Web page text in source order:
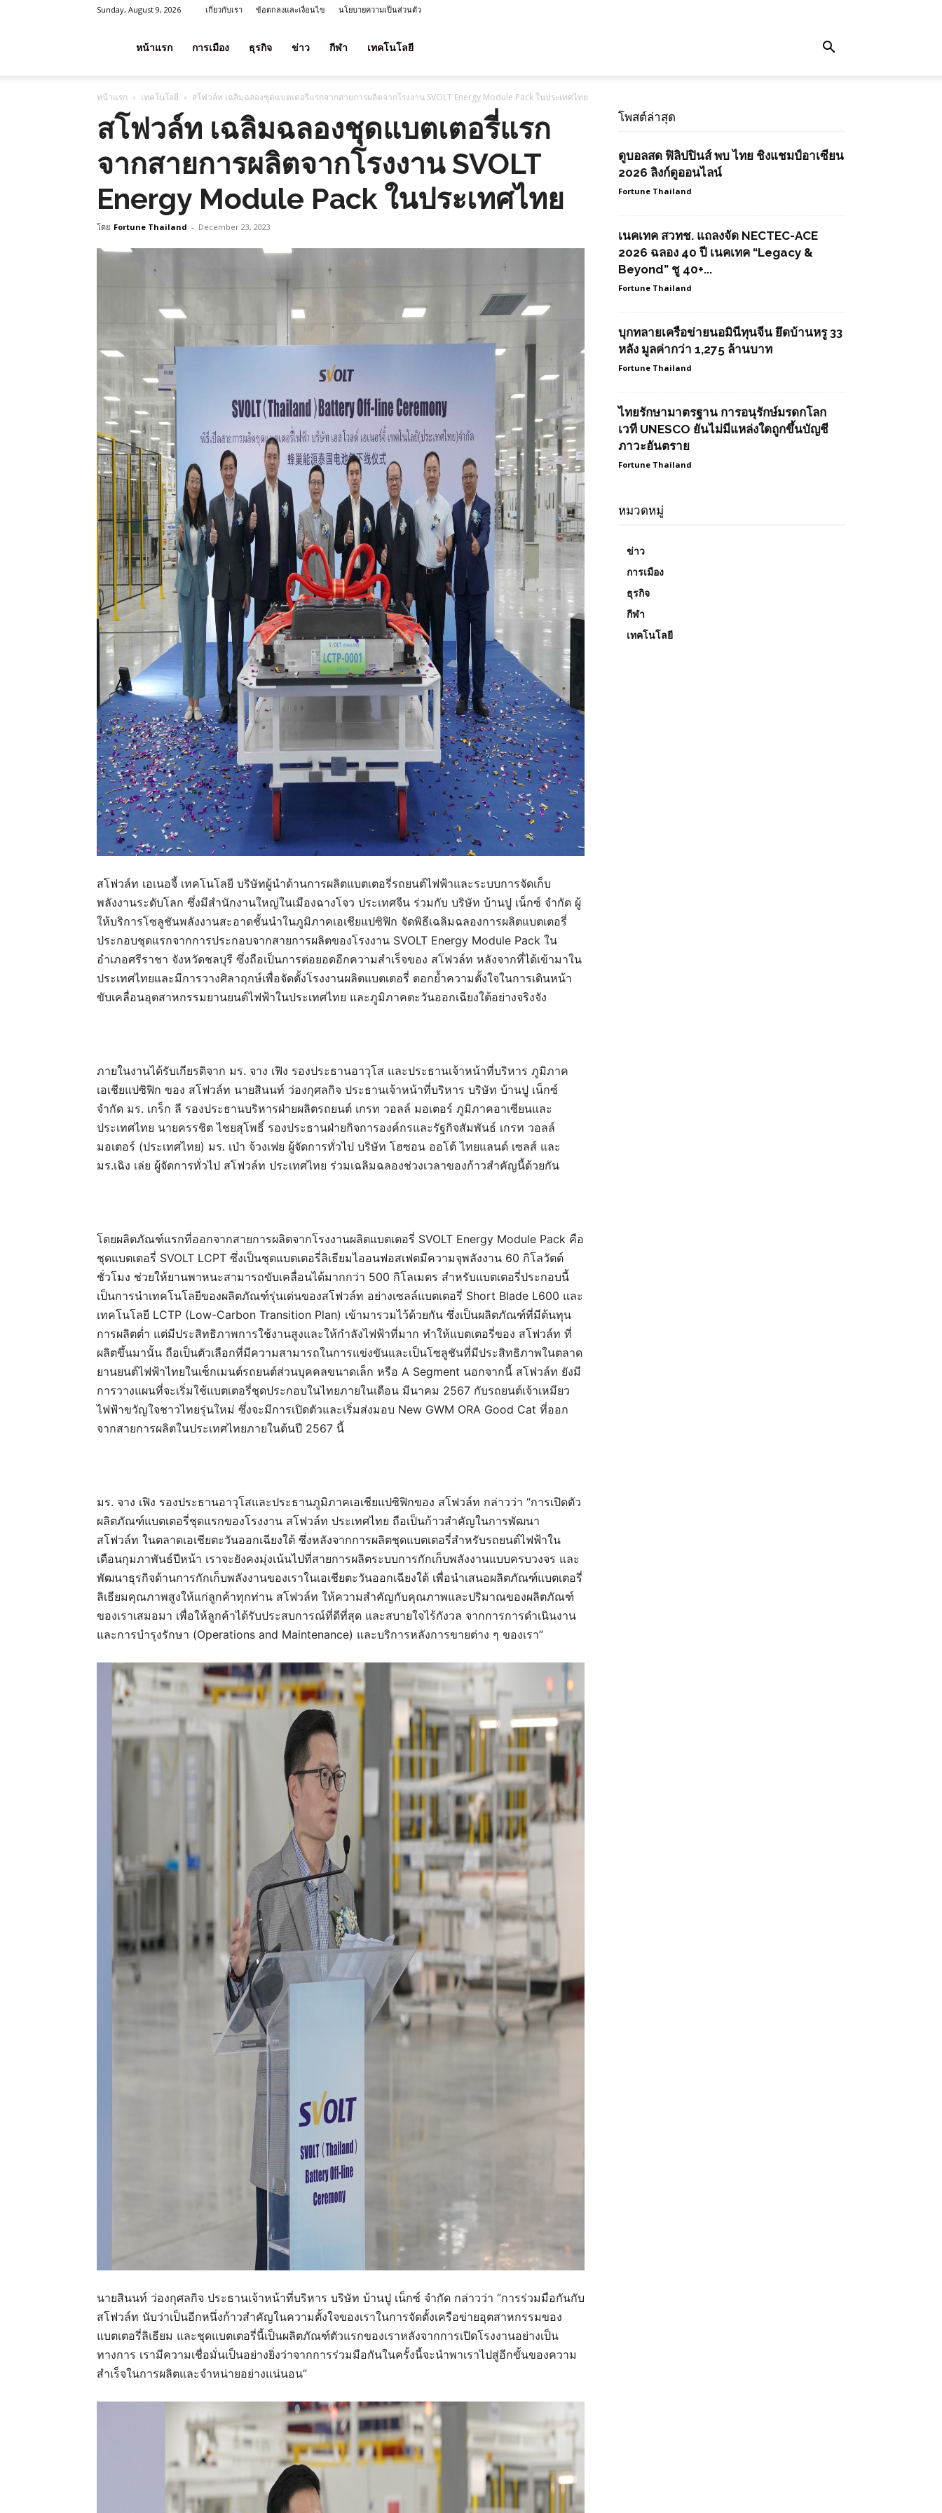
Sunday, August 9, 2026 เกี่ยวกับเรา ข้อตกลงและเงื่อนไข นโยบายความเป็นส่วนตัว
ลาภ
ประเทศไทย
หน้าแรก การเมือง ธุรกิจ ข่าว กีฬา เทคโนโลยี
หน้าแรก เทคโนโลยี สโฟวล์ท เฉลิมฉลองชุดแบตเตอรี่แรกจากสายการผลิตจากโรงงาน SVOLT Energy Module Pack ในประเทศไทย
สโฟวล์ท เฉลิมฉลองชุดแบตเตอรี่แรก
จากสายการผลิตจากโรงงาน SVOLT
Energy Module Pack ในประเทศไทย
โดย Fortune Thailand - December 23, 2023
สโฟวล์ท เอเนอจี้ เทคโนโลยี บริษัทผู้นำด้านการผลิตแบตเตอรี่รถยนต์ไฟฟ้าและระบบการจัดเก็บ
พลังงานระดับโลก ซึ่งมีสำนักงานใหญ่ในเมืองฉางโจว ประเทศจีน ร่วมกับ บริษัท บ้านปู เน็กซ์ จำกัด ผู้
ให้บริการโซลูชันพลังงานสะอาดชั้นนำในภูมิภาคเอเชียแปซิฟิก จัดพิธีเฉลิมฉลองการผลิตแบตเตอรี่
ประกอบชุดแรกจากการประกอบจากสายการผลิตของโรงงาน SVOLT Energy Module Pack ใน
อำเภอศรีราชา จังหวัดชลบุรี ซึ่งถือเป็นการต่อยอดอีกความสำเร็จของ สโฟวล์ท หลังจากที่ได้เข้ามาใน
ประเทศไทยและมีการวางศิลาฤกษ์เพื่อจัดตั้งโรงงานผลิตแบตเตอรี่ ตอกย้ำความตั้งใจในการเดินหน้า
ขับเคลื่อนอุตสาหกรรมยานยนต์ไฟฟ้าในประเทศไทย และภูมิภาคตะวันออกเฉียงใต้อย่างจริงจัง
ภายในงานได้รับเกียรติจาก มร. จาง เฟิง รองประธานอาวุโส และประธานเจ้าหน้าที่บริหาร ภูมิภาค
เอเชียแปซิฟิก ของ สโฟวล์ท นายสินนท์ ว่องกุศลกิจ ประธานเจ้าหน้าที่บริหาร บริษัท บ้านปู เน็กซ์
จำกัด มร. เกร็ก ลี รองประธานบริหารฝ่ายผลิตรถยนต์ เกรท วอลล์ มอเตอร์ ภูมิภาคอาเซียนและ
ประเทศไทย นายครรชิต ไชยสุโพธิ์ รองประธานฝ่ายกิจการองค์กรและรัฐกิจสัมพันธ์ เกรท วอลล์
มอเตอร์ (ประเทศไทย) มร. เป่า จ้วงเฟย ผู้จัดการทั่วไป บริษัท โฮซอน ออโต้ ไทยแลนด์ เซลส์ และ
มร.เฉิง เล่ย ผู้จัดการทั่วไป สโฟวล์ท ประเทศไทย ร่วมเฉลิมฉลองช่วงเวลาของก้าวสำคัญนี้ด้วยกัน
โดยผลิตภัณฑ์แรกที่ออกจากสายการผลิตจากโรงงานผลิตแบตเตอรี่ SVOLT Energy Module Pack คือ
ชุดแบตเตอรี่ SVOLT LCPT ซึ่งเป็นชุดแบตเตอรี่ลิเธียมไออนฟอสเฟตมีความจุพลังงาน 60 กิโลวัตต์
ชั่วโมง ช่วยให้ยานพาหนะสามารถขับเคลื่อนได้มากกว่า 500 กิโลเมตร สำหรับแบตเตอรี่ประกอบนี้
เป็นการนำเทคโนโลยีของผลิตภัณฑ์รุ่นเด่นของสโฟวล์ท อย่างเซลล์แบตเตอรี่ Short Blade L600 และ
เทคโนโลยี LCTP (Low-Carbon Transition Plan) เข้ามารวมไว้ด้วยกัน ซึ่งเป็นผลิตภัณฑ์ที่มีต้นทุน
การผลิตต่ำ แต่มีประสิทธิภาพการใช้งานสูงและให้กำลังไฟฟ้าที่มาก ทำให้แบตเตอรี่ของ สโฟวล์ท ที่
ผลิตขึ้นมานั้น ถือเป็นตัวเลือกที่มีความสามารถในการแข่งขันและเป็นโซลูชันที่มีประสิทธิภาพในตลาด
ยานยนต์ไฟฟ้าไทยในเซ็กเมนต์รถยนต์ส่วนบุคคลขนาดเล็ก หรือ A Segment นอกจากนี้ สโฟวล์ท ยังมี
การวางแผนที่จะเริ่มใช้แบตเตอรี่ชุดประกอบในไทยภายในเดือน มีนาคม 2567 กับรถยนต์เจ้าเหมียว
ไฟฟ้าขวัญใจชาวไทยรุ่นใหม่ ซึ่งจะมีการเปิดตัวและเริ่มส่งมอบ New GWM ORA Good Cat ที่ออก
จากสายการผลิตในประเทศไทยภายในต้นปี 2567 นี้
มร. จาง เฟิง รองประธานอาวุโสและประธานภูมิภาคเอเชียแปซิฟิกของ สโฟวล์ท กล่าวว่า “การเปิดตัว
ผลิตภัณฑ์แบตเตอรี่ชุดแรกของโรงงาน สโฟวล์ท ประเทศไทย ถือเป็นก้าวสำคัญในการพัฒนา
สโฟวล์ท ในตลาดเอเชียตะวันออกเฉียงใต้ ซึ่งหลังจากการผลิตชุดแบตเตอรี่สำหรับรถยนต์ไฟฟ้าใน
เดือนกุมภาพันธ์ปีหน้า เราจะยังคงมุ่งเน้นไปที่สายการผลิตระบบการกักเก็บพลังงานแบบครบวงจร และ
พัฒนาธุรกิจด้านการกักเก็บพลังงานของเราในเอเชียตะวันออกเฉียงใต้ เพื่อนำเสนอผลิตภัณฑ์แบตเตอรี่
ลิเธียมคุณภาพสูงให้แก่ลูกค้าทุกท่าน สโฟวล์ท ให้ความสำคัญกับคุณภาพและปริมาณของผลิตภัณฑ์
ของเราเสมอมา เพื่อให้ลูกค้าได้รับประสบการณ์ที่ดีที่สุด และสบายใจไร้กังวล จากการการดำเนินงาน
และการบำรุงรักษา (Operations and Maintenance) และบริการหลังการขายต่าง ๆ ของเรา”
นายสินนท์ ว่องกุศลกิจ ประธานเจ้าหน้าที่บริหาร บริษัท บ้านปู เน็กซ์ จำกัด กล่าวว่า “การร่วมมือกันกับ
สโฟวล์ท นับว่าเป็นอีกหนึ่งก้าวสำคัญในความตั้งใจของเราในการจัดตั้งเครือข่ายอุตสาหกรรมของ
แบตเตอรี่ลิเธียม และชุดแบตเตอรี่นี้เป็นผลิตภัณฑ์ตัวแรกของเราหลังจากการเปิดโรงงานอย่างเป็น
ทางการ เรามีความเชื่อมั่นเป็นอย่างยิ่งว่าจากการร่วมมือกันในครั้งนี้จะนำพาเราไปสู่อีกขั้นของความ
สำเร็จในการผลิตและจำหน่ายอย่างแน่นอน”
โพสต์ล่าสุด
ดูบอลสด ฟิลิปปินส์ พบ ไทย ชิงแชมป์อาเซียน
2026 ลิงก์ดูออนไลน์
Fortune Thailand
เนคเทค สวทช. แถลงจัด NECTEC-ACE
2026 ฉลอง 40 ปี เนคเทค “Legacy &
Beyond” ชู 40+...
Fortune Thailand
บุกทลายเครือข่ายนอมินีทุนจีน ยึดบ้านหรู 33
หลัง มูลค่ากว่า 1,275 ล้านบาท
Fortune Thailand
ไทยรักษามาตรฐาน การอนุรักษ์มรดกโลก
เวที UNESCO ยันไม่มีแหล่งใดถูกขึ้นบัญชี
ภาวะอันตราย
Fortune Thailand
หมวดหมู่
ข่าว
การเมือง
ธุรกิจ
กีฬา
เทคโนโลยี